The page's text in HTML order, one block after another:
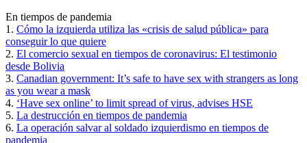
En tiempos de pandemia
1. Cómo la izquierda utiliza las «crisis de salud pública» para
conseguir lo que quiere
2. El comercio sexual en tiempos de coronavirus: El testimonio
desde Bolivia
3. Canadian government: It’s safe to have sex with strangers as long
as you wear a mask
4. ‘Have sex online’ to limit spread of virus, advises HSE
5. La destrucción en tiempos de pandemia
6. La operación salvar al soldado izquierdismo en tiempos de
pandemia